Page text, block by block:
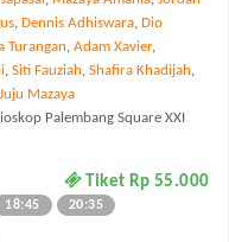
, Dennis Adhiswara, Dio
Turangan, Adam Xavier,
, Siti Fauziah, Shafira Khadijah,
Juju Mazaya
Palembang Square XXI
Tiket Rp 55.000
18:45 20:35